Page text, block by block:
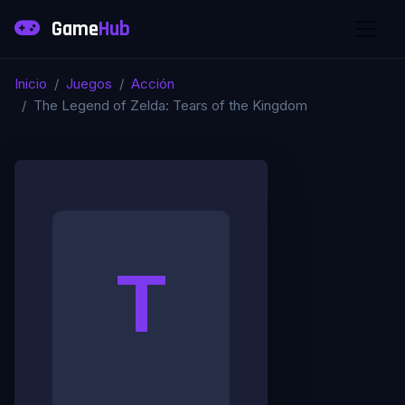
GameHub
Inicio Juegos
Acción
The Legend of Zelda: Tears of the Kingdom